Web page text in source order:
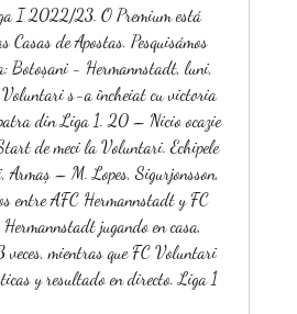
I 2022/23. O Premium está
de Apostas. Pesquisámos
Botoșani - Hermannstadt, luni,
s-a încheiat cu victoria
din Liga 1. 20 – Nicio ocazie
de meci la Voluntari. Echipele
– M. Lopes, Sigurjonsson,
entre AFC Hermannstadt y FC
jugando en casa,
veces, mientras que FC Voluntari
y resultado en directo. Liga 1